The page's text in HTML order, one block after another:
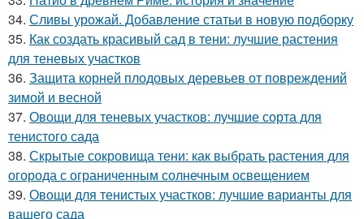
34. Сливы урожай. Добавление статьи в новую подборку
35. Как создать красивый сад в тени: лучшие растения
для теневых участков
36. Защита корней плодовых деревьев от повреждений
зимой и весной
37. Овощи для теневых участков: лучшие сорта для
тенистого сада
38. Скрытые сокровища тени: как выбрать растения для
огорода с ограниченным солнечным освещением
39. Овощи для тенистых участков: лучшие варианты для
вашего сада